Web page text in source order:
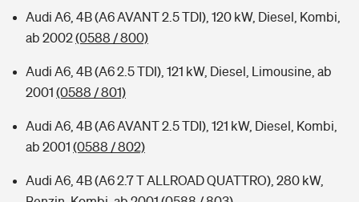
Audi A6, 4B (A6 AVANT 2.5 TDI), 120 kW, Diesel, Kombi,
ab 2002(0588 / 800)
Audi A6, 4B (A6 2.5 TDI), 121 kW, Diesel, Limousine, ab
2001 (0588 / 801)
Audi A6, 4B (A6 AVANT 2.5 TDI), 121 kW, Diesel, Kombi,
ab 2001 (0588 / 802)
Audi A6, 4B (A6 2.7 T ALLROAD QUATTRO), 280 kW,